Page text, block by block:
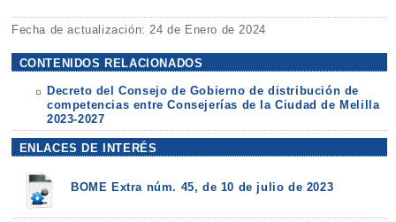
Fecha de actualización: 24 de Enero de 2024
CONTENIDOS RELACIONADOS
Decreto del Consejo de Gobierno de distribución de
competencias entre Consejerías de la Ciudad de Melilla
2023-2027
ENLACES DE INTERÉS
BOME Extra núm. 45, de 10 de julio de 2023